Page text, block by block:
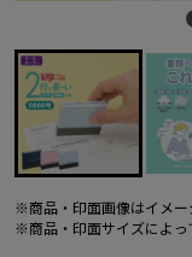
※商品・印面画像はイメー
※商品・印面サイズによっ